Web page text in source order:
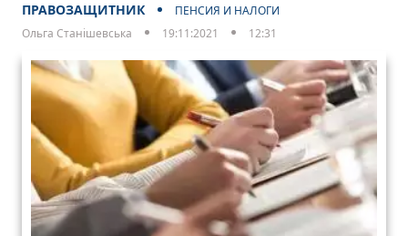
ПРАВОЗАЩИТНИК
ПЕНСИЯ И НАЛОГИ
Ольга Станішевська
19:11:2021 12:31